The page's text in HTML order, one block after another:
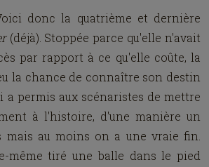
donc la quatrième et dernière
(déjà). Stoppée parce qu'elle n'avait
par rapport à ce qu'elle coûte, la
la chance de connaître son destin
a permis aux scénaristes de mettre
à l'histoire, d'une manière un
mais au moins on a une vraie fin.
même tiré une balle dans le pied